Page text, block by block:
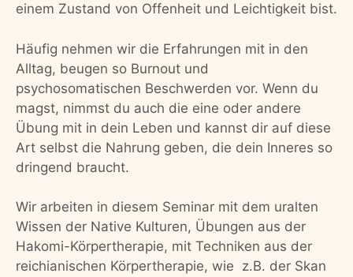
einem Zustand von Offenheit und Leichtigkeit bist.
Häufig nehmen wir die Erfahrungen mit in den
Alltag, beugen so Burnout und
psychosomatischen Beschwerden vor. Wenn du
magst, nimmst du auch die eine oder andere
Übung mit in dein Leben und kannst dir auf diese
Art selbst die Nahrung geben, die dein Inneres so
dringend braucht.
Wir arbeiten in diesem Seminar mit dem uralten
Wissen der Native Kulturen, Übungen aus der
Hakomi-Körpertherapie, mit Techniken aus der
reichianischen Körpertherapie, wie z.B. der Skan